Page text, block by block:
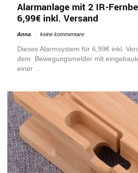
Alarmanlage mit 2 IR-
6,99€ inkl. Versand
Anna keine kommentare
Dieses Alarmsystem für 6,99€ inkl.
dem Bewegungsmelder mit
einer ...